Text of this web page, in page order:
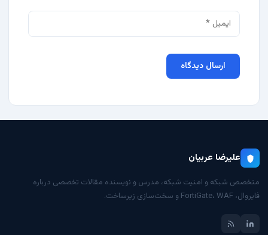
علیرضا عربیان
متخصص شبکه و امنیت شبکه، مدرس و نویسنده مقالات تخصصی درباره
فایروال، FortiGate، WAF و سخت‌سازی زیرساخت.